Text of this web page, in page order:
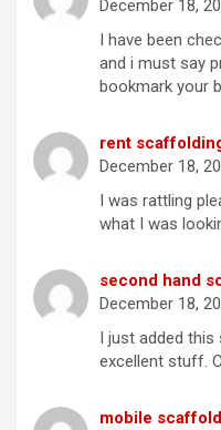
December 18,
I have been
and i must say
bookmark your
rent
December 18,
I was rattling
what I was
second hand
December 18,
I just added this
excellent stuff.
mobile